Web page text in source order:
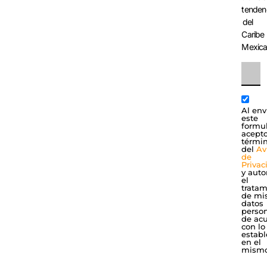
del
Caribe
Al
este
del
de
y
el
de
datos
de
con lo
en el